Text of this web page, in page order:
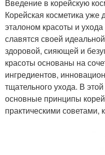
Введение в корейскую
Корейская косметика уже
эталоном красоты и
славятся своей
здоровой, сияющей и
красоты основаны на
ингредиентов,
тщательного ухода. В
основные принципы
практическими советами,